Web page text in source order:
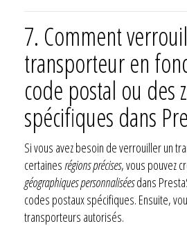
7. Comment
transporteur en
code postal ou des
spécifiques dans
Si vous avez besoin de verrouiller un
certaines régions précises, vous pouvez
géographiques personnaliséesdans
codes postaux spécifiques. Ensuite,
transporteurs autorisés.